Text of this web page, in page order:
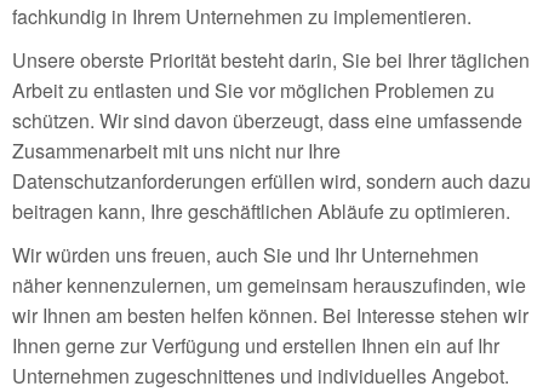
fachkundig in Ihrem Unternehmen zu implementieren.
Unsere oberste Priorität besteht darin, Sie bei Ihrer täglichen
Arbeit zu entlasten und Sie vor möglichen Problemen zu
schützen. Wir sind davon überzeugt, dass eine umfassende
Zusammenarbeit mit uns nicht nur Ihre
Datenschutzanforderungen erfüllen wird, sondern auch dazu
beitragen kann, Ihre geschäftlichen Abläufe zu optimieren.
Wir würden uns freuen, auch Sie und Ihr Unternehmen
näher kennenzulernen, um gemeinsam herauszufinden, wie
wir Ihnen am besten helfen können. Bei Interesse stehen wir
Ihnen gerne zur Verfügung und erstellen Ihnen ein auf Ihr
Unternehmen zugeschnittenes und individuelles Angebot.